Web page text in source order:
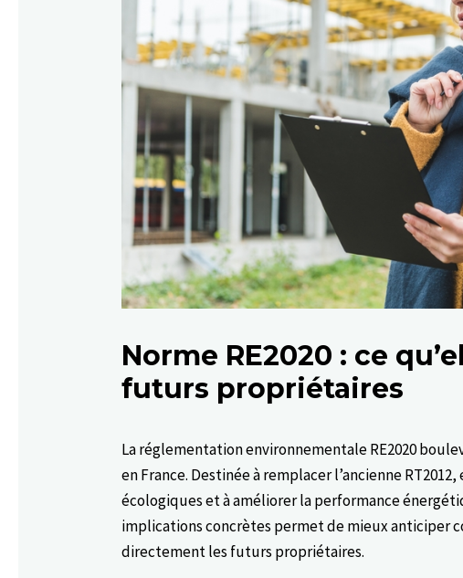
Norme RE2020 : ce
futurs propriétaires
La réglementation environnementale RE2020
en France. Destinée à remplacer l’ancienne
écologiques et à améliorer la performance
implications concrètes permet de mieux anticiper
directement les futurs propriétaires.